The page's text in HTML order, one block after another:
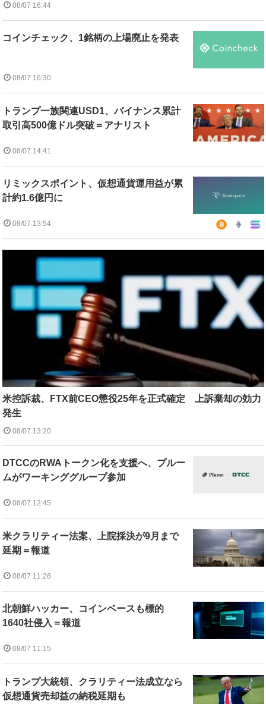
08/07 16:44
コインチェック、1銘柄の上場廃止を発表
08/07 16:30
トランプ一族関連USD1、バイナンス累計
取引高500億ドル突破＝アナリスト
08/07 14:41
リミックスポイント、仮想通貨運用益が累
計約1.6億円に
08/07 13:54
米控訴裁、FTX前CEO懲役25年を正式確定 上訴棄却の効力
発生
08/07 13:20
DTCCのRWAトークン化を支援へ、プルー
ムがワーキンググループ参加
08/07 12:45
米クラリティー法案、上院採決が9月まで
延期＝報道
08/07 11:28
北朝鮮ハッカー、コインベースも標的
1640社侵入＝報道
08/07 11:15
トランプ大統領、クラリティー法成立なら
仮想通貨売却益の納税延期も